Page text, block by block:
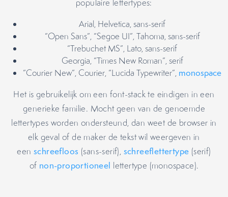
populaire lettertypes:
Arial, Helvetica, sans-serif
“Open Sans”, “Segoe UI”, Tahoma, sans-serif
“Trebuchet MS”, Lato, sans-serif
Georgia, “Times New Roman”, serif
“Courier New”, Courier, “Lucida Typewriter”, monospace
Het is gebruikelijk om een font-stack te eindigen in een
generieke familie. Mocht geen van de genoemde
lettertypes worden ondersteund, dan weet de browser in
elk geval of de maker de tekst wil weergeven in
eenschreefloos (sans-serif), schreeflettertype (serif)
of non-proportioneel lettertype (monospace).